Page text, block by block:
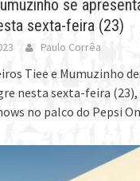
se
sexta-feira (23)
Paulo Corrêa
Tiee e Mumuzinho
nesta sexta-feira (23),
no palco do Pepsi